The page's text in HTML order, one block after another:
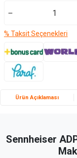
% Taksit Seçenekleri
Ürün Açıklaması
Sennheiser